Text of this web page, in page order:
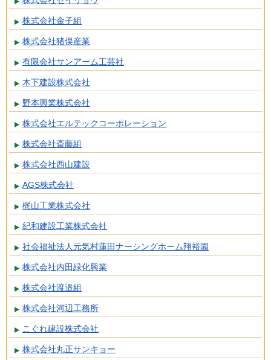
株式会社金子組
株式会社猪俣産業
有限会社サンアーム工芸社
木下建設株式会社
野本興業株式会社
株式会社エルテックコーポレーション
株式会社斎藤組
株式会社西山建設
AGS株式会社
梶山工業株式会社
紀和建設工業株式会社
社会福祉法人元気村蓮田ナーシングホーム翔裕園
株式会社内田緑化興業
株式会社渡邉組
株式会社河辺工務所
こぐれ建設株式会社
株式会社丸正サンキョー